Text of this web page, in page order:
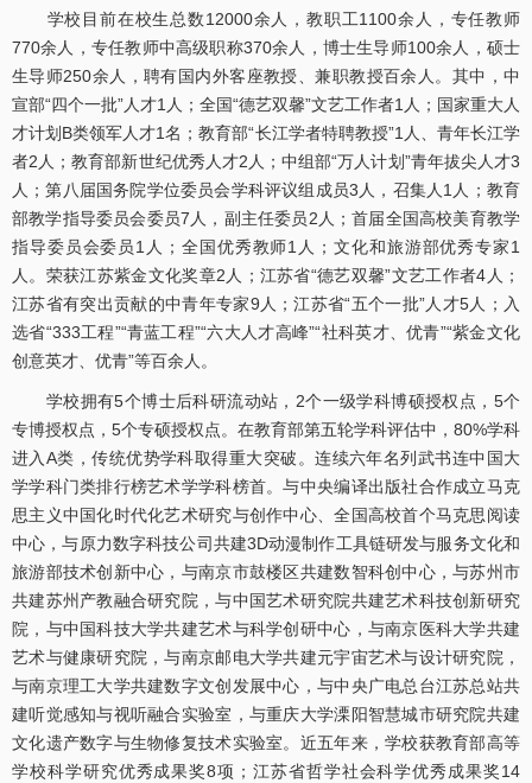
学校目前在校生总数12000余人，教职工1100余人，专任教师
770余人，专任教师中高级职称370余人，博士生导师100余人，硕士
生导师250余人，聘有国内外客座教授、兼职教授百余人。其中，中
宣部“四个一批”人才1人；全国“德艺双馨”文艺工作者1人；国家重大人
才计划B类领军人才1名；教育部“长江学者特聘教授”1人、青年长江学
者2人；教育部新世纪优秀人才2人；中组部“万人计划”青年拔尖人才3
人；第八届国务院学位委员会学科评议组成员3人，召集人1人；教育
部教学指导委员会委员7人，副主任委员2人；首届全国高校美育教学
指导委员会委员1人；全国优秀教师1人；文化和旅游部优秀专家1
人。荣获江苏紫金文化奖章2人；江苏省“德艺双馨”文艺工作者4人；
江苏省有突出贡献的中青年专家9人；江苏省“五个一批”人才5人；入
选省“333工程”“青蓝工程”“六大人才高峰”“社科英才、优青”“紫金文化
创意英才、优青”等百余人。
学校拥有5个博士后科研流动站，2个一级学科博硕授权点，5个
专博授权点，5个专硕授权点。在教育部第五轮学科评估中，80%学科
进入A类，传统优势学科取得重大突破。连续六年名列武书连中国大
学学科门类排行榜艺术学学科榜首。与中央编译出版社合作成立马克
思主义中国化时代化艺术研究与创作中心、全国高校首个马克思阅读
中心，与原力数字科技公司共建3D动漫制作工具链研发与服务文化和
旅游部技术创新中心，与南京市鼓楼区共建数智科创中心，与苏州市
共建苏州产教融合研究院，与中国艺术研究院共建艺术科技创新研究
院，与中国科技大学共建艺术与科学创研中心，与南京医科大学共建
艺术与健康研究院，与南京邮电大学共建元宇宙艺术与设计研究院，
与南京理工大学共建数字文创发展中心，与中央广电总台江苏总站共
建听觉感知与视听融合实验室，与重庆大学溧阳智慧城市研究院共建
文化遗产数字与生物修复技术实验室。近五年来，学校获教育部高等
学校科学研究优秀成果奖8项；江苏省哲学社会科学优秀成果奖14